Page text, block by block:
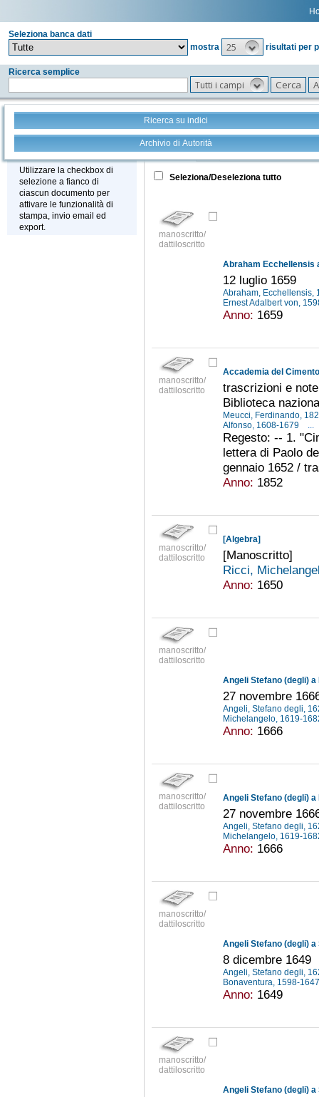
Seleziona banca dati
mostra
25 risultati per
Ricerca semplice
Tutti i campi
Ricerca su indici
Archivio di Autorità
Stampa - Email - Export
Utilizzare la checkbox di
selezione a fianco di
ciascun documento per
attivare le funzionalità di
stampa, invio email ed
export.
Tutto +
Seleziona/Deseleziona tutto
manoscritto/
dattiloscritto
Abraham Ecchellensis
12 luglio 1659
Abraham, Ecchellensis,
Ernest Adalbert von,
Anno: 1659
manoscritto/
dattiloscritto
Accademia del
trascrizioni e
Biblioteca
Meucci, Ferdinando,
Alfonso, 1608-1679
...
Regesto: -- 1.
lettera di Paolo
gennaio 1652 /
Anno: 1852
manoscritto/
dattiloscritto
[Algebra]
[Manoscritto]
Ricci,
Anno: 1650
manoscritto/
dattiloscritto
Angeli Stefano (degli)
27 novembre
Angeli, Stefano degli,
Michelangelo, 1619-
Anno: 1666
manoscritto/
dattiloscritto
Angeli Stefano (degli)
27 novembre
Angeli, Stefano degli,
Michelangelo, 1619-
Anno: 1666
manoscritto/
dattiloscritto
Angeli Stefano (degli)
8 dicembre 1649
Angeli, Stefano degli,
Bonaventura, 1598-
Anno: 1649
manoscritto/
dattiloscritto
Angeli Stefano (degli)